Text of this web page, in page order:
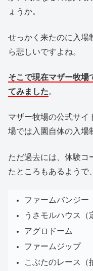
ょうか。
せっかく来たのに入場
ら悲しいですよね。
そこで現在マザー牧場
てみました。
マザー牧場の公式サイ
場では入園自体の入場
ただ過去には、体験コ
たところもあるようで、
ファームバンジー
うさモルハウス（
アグロドーム
ファームジップ
こぶたのレース（